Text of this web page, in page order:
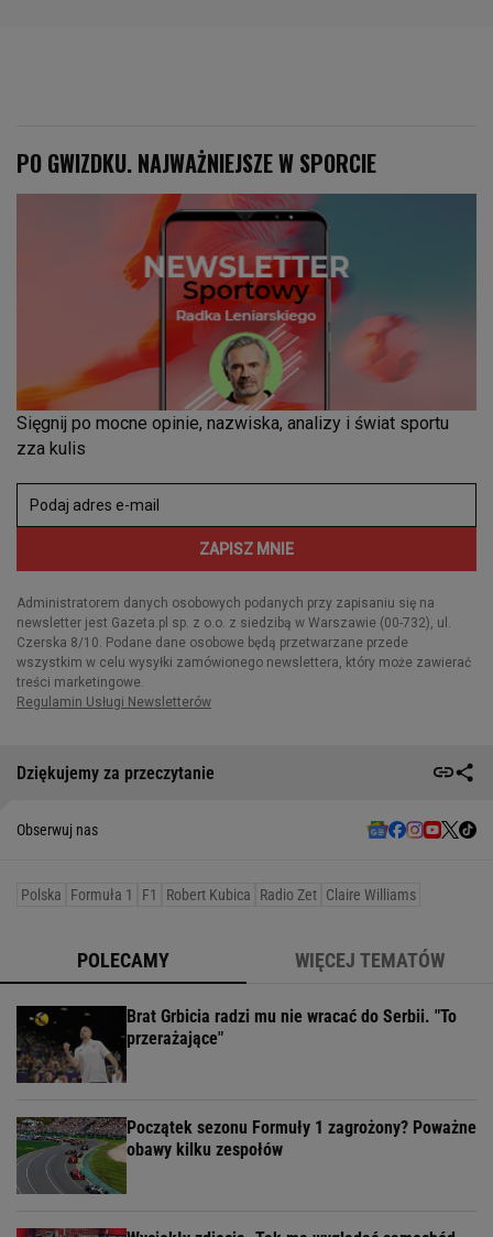
Dziękujemy za przeczytanie
Obserwuj nas
Polska Formuła 1 F1 Robert Kubica Radio Zet Claire Williams
POLECAMY WIĘCEJ TEMATÓW
Brat Grbicia radzi mu nie wracać do Serbii. "To
przerażające"
Początek sezonu Formuły 1 zagrożony? Poważne
obawy kilku zespołów